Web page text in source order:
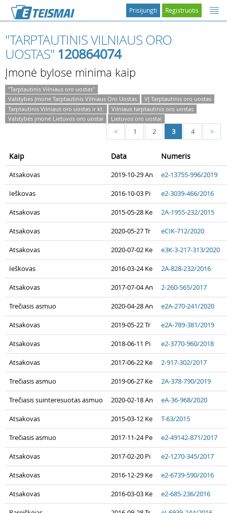
Registruotis
Prisijungti
"TARPTAUTINIS VILNIAUS ORO
UOSTAS" 120864074
Įmonė bylose minima kaip
"Tarptautinis Vilniaus oro uostas"
Valstybės Įmonė Tarptautinis Vilniaus Oro Uostas
VĮ Tarptautinis oro uostas
Tarptautinis Vilniaus oro uostas ir kt.
Vilniaus tarptautinis oro uostas
Valstybės įmonė Lietuvos oro uostai
Lietuvos oro uostai
< 1 2 3 4 >
Kaip Data Numeris
Atsakovas 2019-10-29 An e2-13755-996/2019
Ieškovas 2016-10-03 Pi e2-3039-466/2016
Atsakovas 2015-05-28 Ke 2A-1955-232/2015
Atsakovas 2020-05-27 Tr eCIK-712/2020
Atsakovas 2020-07-02 Ke e3K-3-217-313/2020
Ieškovas 2016-03-24 Ke 2A-828-232/2016
Atsakovas 2017-07-04 An 2-260-565/2017
Trečiasis asmuo 2020-04-28 An e2A-270-241/2020
Atsakovas 2019-05-22 Tr e2A-789-381/2019
Atsakovas 2018-06-11 Pi e2-3770-960/2018
Atsakovas 2017-06-22 Ke 2-917-302/2017
Trečiasis asmuo 2019-06-27 Ke 2A-378-790/2019
Trečiasis suinteresuotas asmuo 2020-02-18 An eA-36-968/2020
Atsakovas 2015-03-12 Ke T-63/2015
Trečiasis asmuo 2017-11-24 Pe e2-49142-871/2017
Atsakovas 2017-02-20 Pi e2-1270-345/2017
Atsakovas 2016-12-29 Ke e2-6739-590/2016
Atsakovas 2016-03-03 Ke e2-685-236/2016